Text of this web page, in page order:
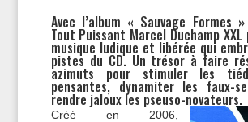
Avec l’album « Sauvage Formes
Tout Puissant Marcel Duchamp XXL
musique ludique et libérée qui
pistes du CD. Un trésor à faire
azimuts pour stimuler les
pensantes, dynamiter les faux-
rendre jaloux les pseuso-novateurs.
Créé en 2006,